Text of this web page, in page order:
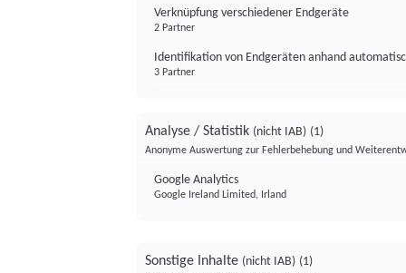
Verknüpfung verschiedener Endgeräte
2 Partner
Identifikation von Endgeräten anhand
3 Partner
Analyse / Statistik (nicht IAB) (1)
Anonyme Auswertung zur Fehlerbehebung und
Google Analytics
Google Ireland Limited, Irland
Sonstige Inhalte (nicht IAB) (1)